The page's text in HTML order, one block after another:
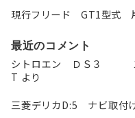
現行フリード GT1型式
最近のコメント
シトロエン ＤＳ３ ス
T より
三菱デリカD:5 ナビ取付